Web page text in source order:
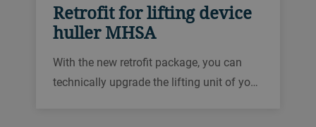
Retrofit for lifting device
huller MHSA
With the new retrofit package, you can
technically upgrade the lifting unit of your